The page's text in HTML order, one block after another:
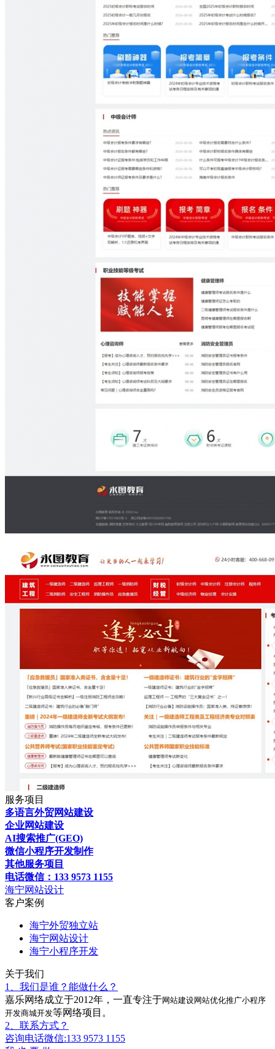
服务项目
多语言外贸网站建设
企业网站建设
AI搜索推广(GEO)
微信小程序开发制作
其他服务项目
电话微信：133 9573 1155
海宁网站设计
客户案例
海宁外贸独立站
海宁网站设计
海宁小程序开发
关于我们
1、我们是谁？能做什么？
嘉乐网络成立于2012年，一直专注于网站建设网站优化推广小程序
开发商城开发等网络项目。
2、联系方式？
咨询电话微信:133 9573 1155